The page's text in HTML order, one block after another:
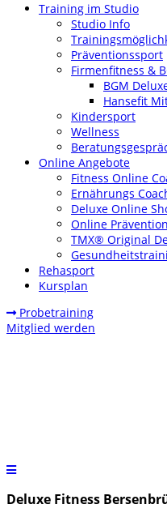
Training im Studio
Studio Info
Präventionssport
Firmenfitness &
BGM
Hansefit
Kindersport
Wellness
Online Angebote
Fitness Online
Ernährungs
Deluxe Online
Online
TMX® Original
Rehasport
Kursplan
Probetraining
Mitglied werden
Deluxe Fitness